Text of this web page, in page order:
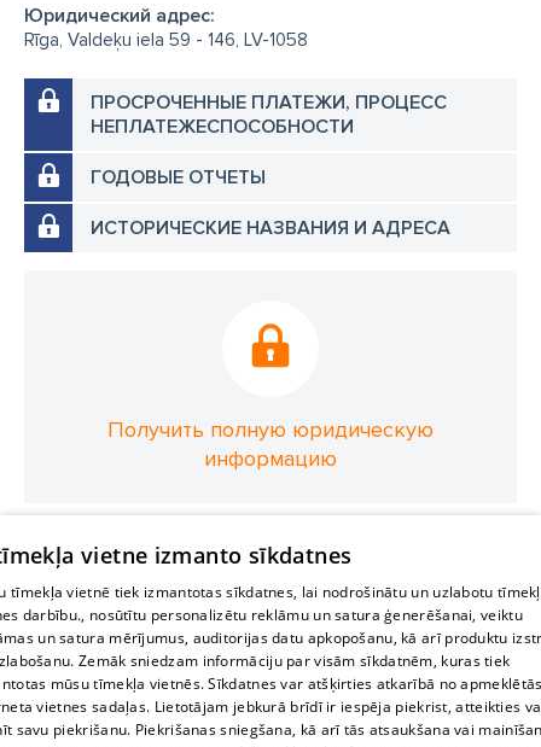
Юридический адрес:
Rīga, Valdeķu iela 59 - 146, LV-1058
ПРОСРОЧЕННЫЕ ПЛАТЕЖИ, ПРОЦЕСС
НЕПЛАТЕЖЕСПОСОБНОСТИ
ГОДОВЫЕ ОТЧЕТЫ
ИСТОРИЧЕСКИЕ НАЗВАНИЯ И АДРЕСА
Получить полную юридическую
информацию
vietne izmanto sīkdatnes
tīmekļa vietnē tiek izmantotas sīkdatnes, lai nodrošinātu un uzlabotu
darbību., nosūtītu personalizētu reklāmu un satura ģenerēšanai, veiktu
un satura mērījumus, auditorijas datu apkopošanu, kā arī produktu
Zemāk sniedzam informāciju par visām sīkdatnēm, kuras tiek
mūsu tīmekļa vietnēs. Sīkdatnes var atšķirties atkarībā no
vietnes sadaļas. Lietotājam jebkurā brīdī ir iespēja piekrist, atteikties
savu piekrišanu. Piekrišanas sniegšana, kā arī tās atsaukšana vai